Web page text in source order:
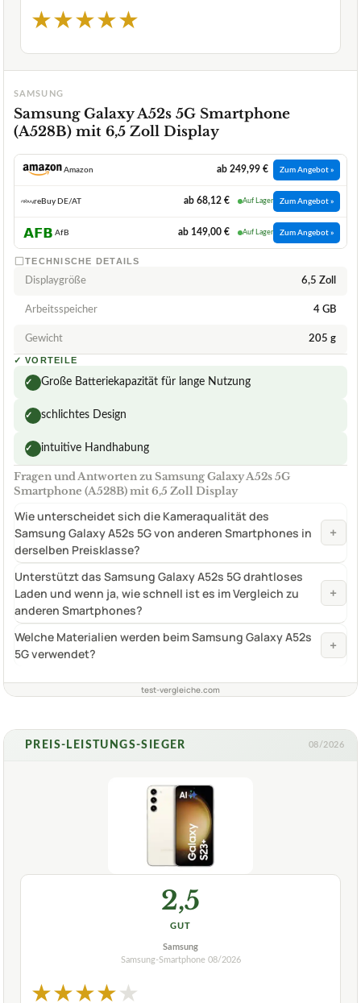
★★★★★
SAMSUNG
Samsung Galaxy A52s 5G Smartphone
(A528B) mit 6,5 Zoll Display
Amazon ab 249,99 € Zum Angebot »
reBuy DE/AT ab 68,12 € Auf Lager Zum Angebot »
AfB ab 149,00 € Auf Lager Zum Angebot »
TECHNISCHE DETAILS
Displaygröße 6,5 Zoll
Arbeitsspeicher 4 GB
Gewicht 205 g
✓ VORTEILE
✓ Große Batteriekapazität für lange Nutzung
✓ schlichtes Design
✓ intuitive Handhabung
Fragen und Antworten zu Samsung Galaxy A52s 5G
Smartphone (A528B) mit 6,5 Zoll Display
Wie unterscheidet sich die Kameraqualität des
Samsung Galaxy A52s 5G von anderen Smartphones in
derselben Preisklasse?
+
Unterstützt das Samsung Galaxy A52s 5G drahtloses
Laden und wenn ja, wie schnell ist es im Vergleich zu
anderen Smartphones?
+
Welche Materialien werden beim Samsung Galaxy A52s
5G verwendet?
+
test-vergleiche.com
PREIS-LEISTUNGS-SIEGER 08/2026
2,5
GUT
Samsung
Samsung-Smartphone 08/2026
★★★★★